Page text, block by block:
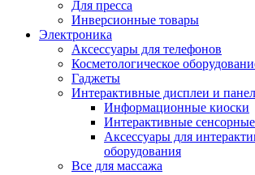
Для пресса
Инверсионные товары
Электроника
Аксессуары для телефонов
Косметологическое
Гаджеты
Интерактивные дисплеи и
Информационные киоски
Интерактивные
Аксессуары для
оборудования
Все для массажа